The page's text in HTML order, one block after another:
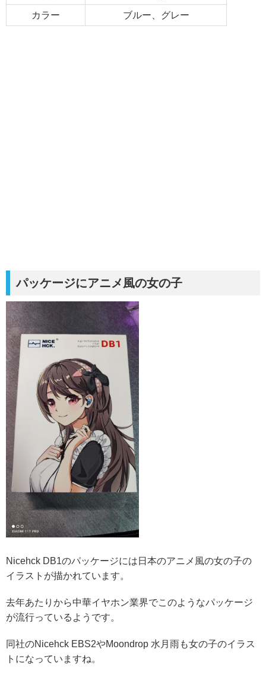
カラー ブルー、グレー
パッケージにアニメ風の女の子
Nicehck DB1のパッケージには日本のアニメ風の女の子の
イラストが描かれています。
去年あたりから中華イヤホン業界でこのようなパッケージ
が流行っているようです。
同社のNicehck EBS2やMoondrop 水月雨も女の子のイラス
トになっていますね。